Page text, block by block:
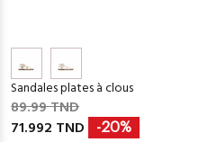
Sandales plates à clous
89.99 TND
71.992 TND
-20%